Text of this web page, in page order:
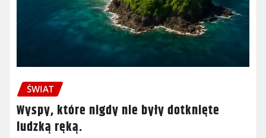
ŚWIAT
Wyspy, które nigdy nie były dotknięte
ludzką ręką.